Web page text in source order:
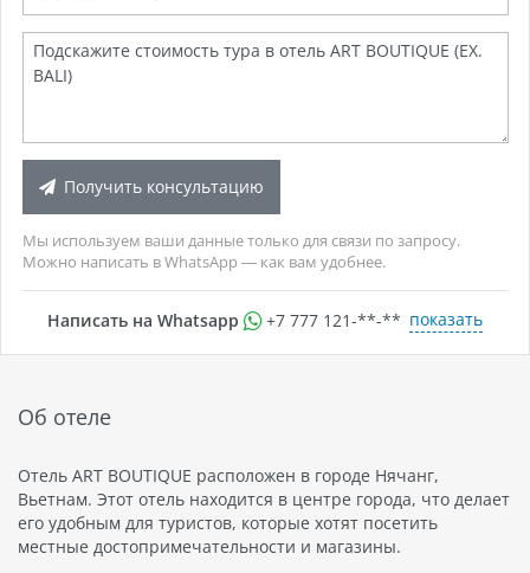
Получить консультацию
Мы используем ваши данные только для связи по запросу.
Можно написать в WhatsApp — как вам удобнее.
Написать на Whatsapp +7 777 121-**-** показать
Об отеле
Отель ART BOUTIQUE расположен в городе Нячанг,
Вьетнам. Этот отель находится в центре города, что делает
его удобным для туристов, которые хотят посетить
местные достопримечательности и магазины.